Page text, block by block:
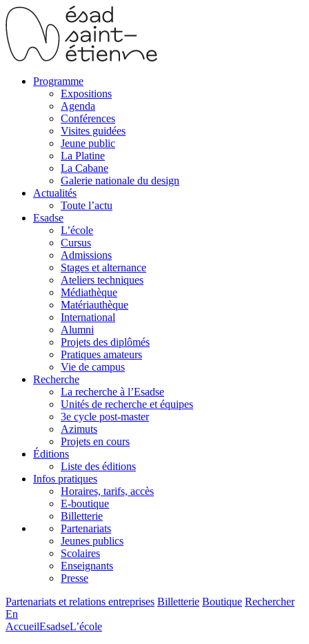
Programme
Expositions
Agenda
Conférences
Visites guidées
Jeune public
La Platine
La Cabane
Galerie nationale du design
Actualités
Toute l’actu
Esadse
L’école
Cursus
Admissions
Stages et alternance
Ateliers techniques
Médiathèque
Matériauthèque
International
Alumni
Projets des diplômés
Pratiques amateurs
Vie de campus
Recherche
La recherche à l’Esadse
Unités de recherche et équipes
3e cycle post-master
Azimuts
Projets en cours
Éditions
Liste des éditions
Infos pratiques
Horaires, tarifs, accès
E-boutique
Billetterie
Partenariats
Jeunes publics
Scolaires
Enseignants
Presse
Partenariats et relations entreprises Billetterie Boutique Rechercher
En
AccueilEsadseL’école